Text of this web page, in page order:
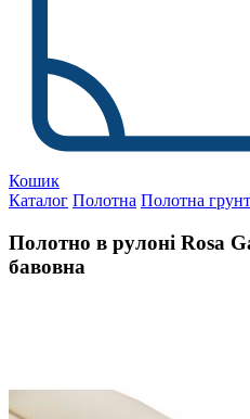
Кошик
Каталог Полотна Полотна
Полотно в рулоні Rosa
бавовна